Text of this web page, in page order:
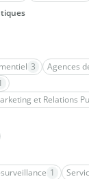
3 Agences
et Relations
1